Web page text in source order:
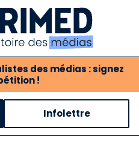
des médias : signez
!
association
des médias
Infolettre